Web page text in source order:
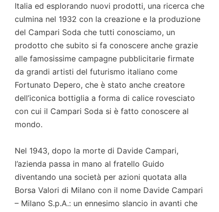
Italia ed esplorando nuovi prodotti, una ricerca che
culmina nel 1932 con la creazione e la produzione
del Campari Soda che tutti conosciamo, un
prodotto che subito si fa conoscere anche grazie
alle famosissime campagne pubblicitarie firmate
da grandi artisti del futurismo italiano come
Fortunato Depero, che è stato anche creatore
dell’iconica bottiglia a forma di calice rovesciato
con cui il Campari Soda si è fatto conoscere al
mondo.
Nel 1943, dopo la morte di Davide Campari,
l’azienda passa in mano al fratello Guido
diventando una società per azioni quotata alla
Borsa Valori di Milano con il nome Davide Campari
– Milano S.p.A.: un ennesimo slancio in avanti che